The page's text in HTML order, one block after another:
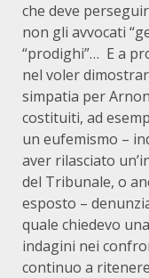
che deve
non gli avvocati
“prodighi”… E a
nel voler
simpatia per
costituiti, ad
un eufemismo –
aver rilasciato
del Tribunale, o
esposto –
quale chiedevo
indagini nei
continuo a